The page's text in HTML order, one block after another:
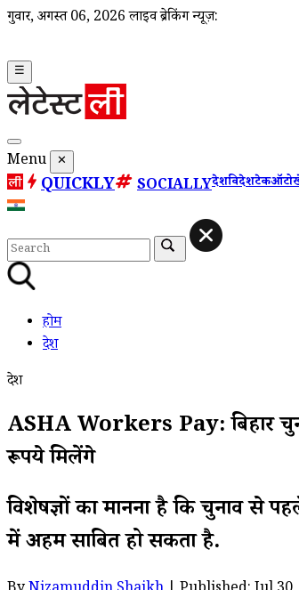
गुरूवार, अगस्त 06, 2026 लाइव ब्रेकिंग न्यूज़:
☰
Menu ✕
QUICKLY SOCIALLYदेशविदेशटेकऑटो
होम
देश
देश
ASHA Workers Pay: बिहार
रूपये मिलेंगे
विशेषज्ञों का मानना है कि चुनाव से
में अहम साबित हो सकता है.